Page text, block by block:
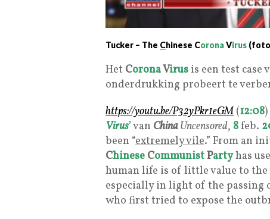
Tucker – The Chinese CoronaVirus (foto
Het CoronaVirus is een test case
onderdrukking probeert te
https://youtu.be/P32yPkr1eGM (12:08)
Virus’ van ChinaUncensored, 8feb.
been “extremely vile.” From an
Chinese CommunistPartyhas
human life is of little value to the
especially in light of the
who first tried to expose the